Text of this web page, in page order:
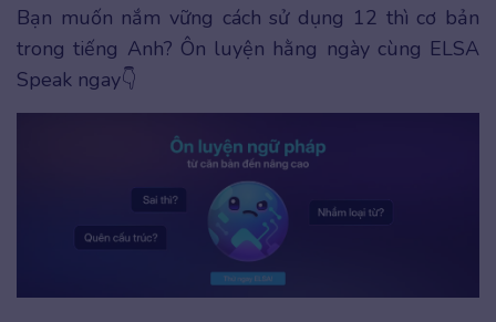
Bạn muốn nắm vững cách sử dụng 12 thì cơ bản
trong tiếng Anh? Ôn luyện hằng ngày cùng ELSA
Speak ngay👇